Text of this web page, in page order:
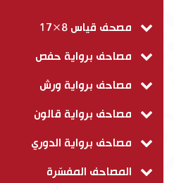
مصحف قياس 8×17
مصاحف برواية حفص
مصاحف برواية ورش
مصاحف برواية قالون
مصاحف برواية الدوري
المصاحف المفسّرة